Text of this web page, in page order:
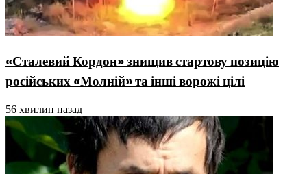
«Сталевий Кордон» знищив стартову позицію
російських «Молній» та інші ворожі цілі
56 хвилин назад